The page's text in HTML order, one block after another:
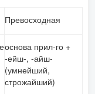
Превосходная
основа прил-го +
-ейш-, -айш-
(умнейший,
строжайший)